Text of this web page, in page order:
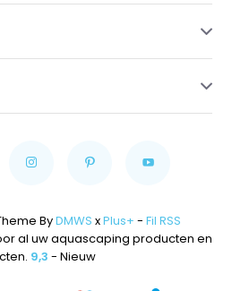
ByDMWS xPlus+ - Fil RSS
al uw aquascaping producten en
9,3 - Nieuw